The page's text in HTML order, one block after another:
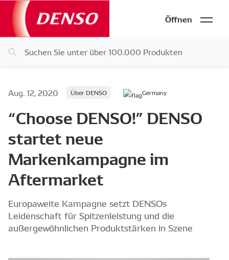
Öffnen
Aug. 12, 2020 Über DENSO Germany
“Choose DENSO!” DENSO
startet neue
Markenkampagne im
Aftermarket
Europaweite Kampagne setzt DENSOs
Leidenschaft für Spitzenleistung und die
außergewöhnlichen Produktstärken in Szene